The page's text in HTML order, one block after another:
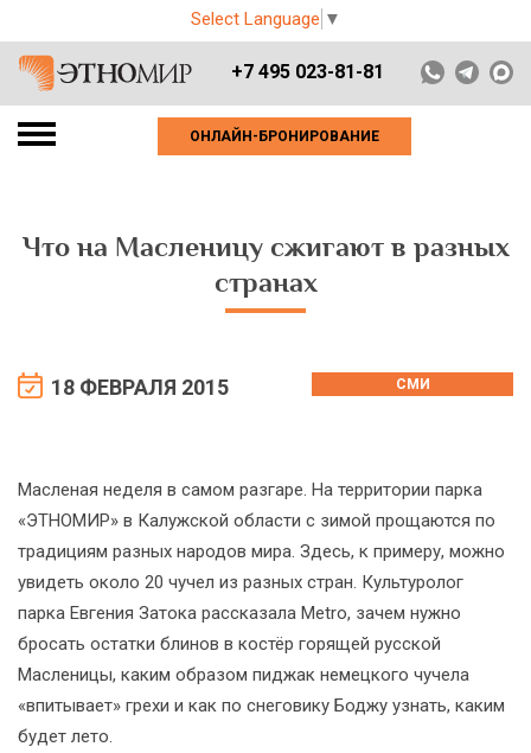
Select Language ▼
+7 495 023-81-81
ОНЛАЙН-БРОНИРОВАНИЕ
Что на Масленицу сжигают в разных
странах
18 ФЕВРАЛЯ 2015 СМИ
Масленая неделя в самом разгаре. На территории парка
«ЭТНОМИР» в Калужской области с зимой прощаются по
традициям разных народов мира. Здесь, к примеру, можно
увидеть около 20 чучел из разных стран. Культуролог
парка Евгения Затока рассказала Metro, зачем нужно
бросать остатки блинов в костёр горящей русской
Масленицы, каким образом пиджак немецкого чучела
«впитывает» грехи и как по снеговику Боджу узнать, каким
будет лето.